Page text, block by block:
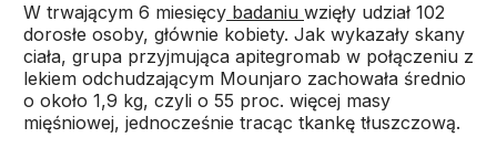
W trwającym 6 miesięcy badaniu wzięły udział 102
dorosłe osoby, głównie kobiety. Jak wykazały skany
ciała, grupa przyjmująca apitegromab w połączeniu z
lekiem odchudzającym Mounjaro zachowała średnio
o około 1,9 kg, czyli o 55 proc. więcej masy
mięśniowej, jednocześnie tracąc tkankę tłuszczową.